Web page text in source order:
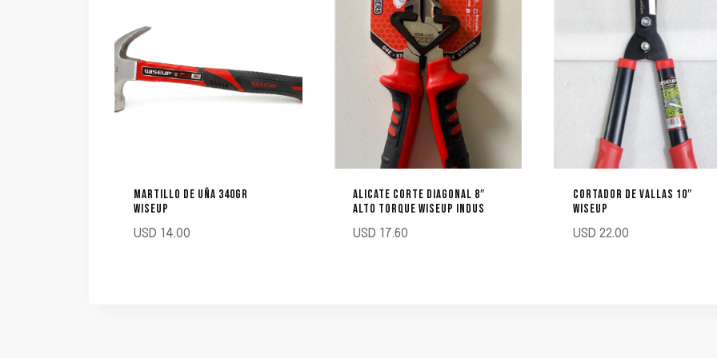
MARTILLO DE UÑA 340GR
WISEUP
USD 14.00
ALICATE CORTE DIAGONAL 8″
ALTO TORQUE WISEUP INDUS
USD 17.60
CORTADOR DE VALLAS 10″
WISEUP
USD 22.00